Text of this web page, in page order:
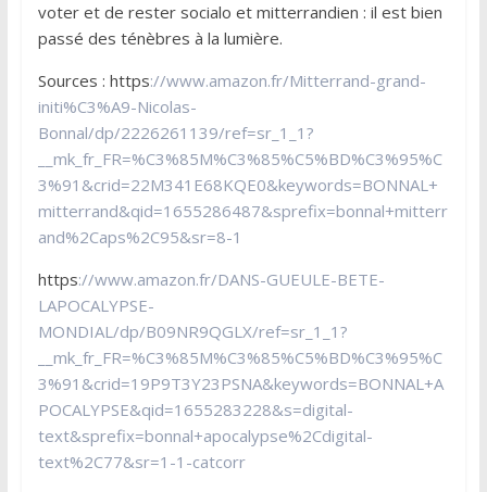
voter et de rester socialo et mitterrandien : il est bien
passé des ténèbres à la lumière.
Sources : https://www.amazon.fr/Mitterrand-grand-
initi%C3%A9-Nicolas-
Bonnal/dp/2226261139/ref=sr_1_1?
__mk_fr_FR=%C3%85M%C3%85%C5%BD%C3%95%C
3%91&crid=22M341E68KQE0&keywords=BONNAL+
mitterrand&qid=1655286487&sprefix=bonnal+mitterr
and%2Caps%2C95&sr=8-1
https://www.amazon.fr/DANS-GUEULE-BETE-
LAPOCALYPSE-
MONDIAL/dp/B09NR9QGLX/ref=sr_1_1?
__mk_fr_FR=%C3%85M%C3%85%C5%BD%C3%95%C
3%91&crid=19P9T3Y23PSNA&keywords=BONNAL+A
POCALYPSE&qid=1655283228&s=digital-
text&sprefix=bonnal+apocalypse%2Cdigital-
text%2C77&sr=1-1-catcorr